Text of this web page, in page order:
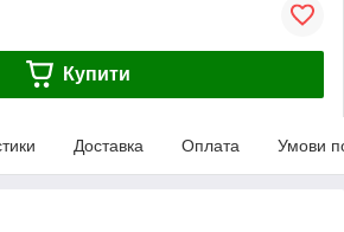
Купити
Доставка Оплата Умови